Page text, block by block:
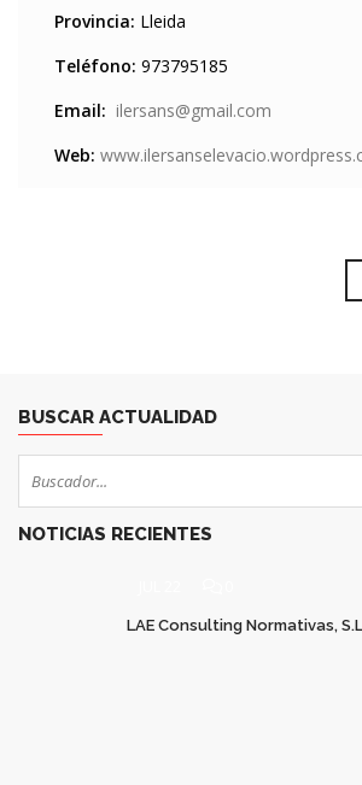
Provincia: Lleida
Teléfono: 973795185
Email: ilersans@gmail.com
Web:
BUSCAR ACTUALIDAD
NOTICIAS RECIENTES
LAE Consulting Normativas,